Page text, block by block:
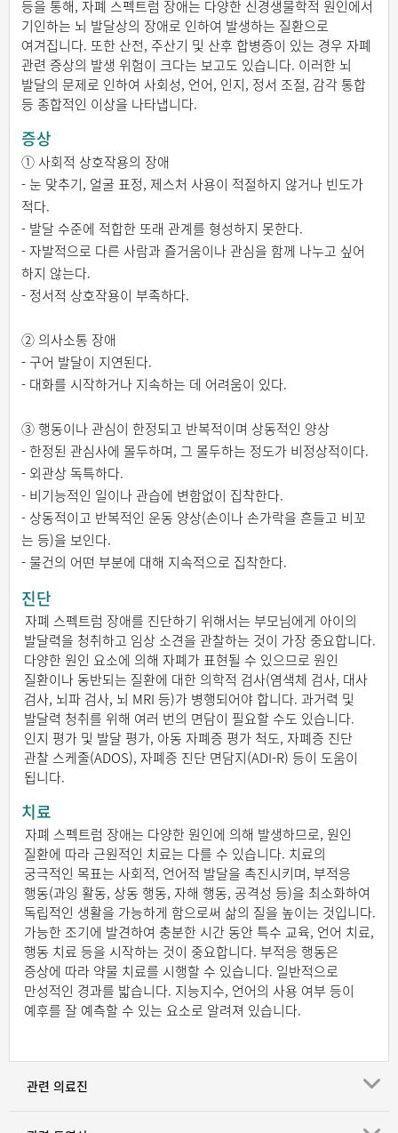
등을 통해, 자폐 스펙트럼 장애는 다양한 신경생물학적 원인에서
기인하는 뇌 발달상의 장애로 인하여 발생하는 질환으로
여겨집니다. 또한 산전, 주산기 및 산후 합병증이 있는 경우 자폐
관련 증상의 발생 위험이 크다는 보고도 있습니다. 이러한 뇌
발달의 문제로 인하여 사회성, 언어, 인지, 정서 조절, 감각 통합
등 종합적인 이상을 나타냅니다.
증상
① 사회적 상호작용의 장애
- 눈 맞추기, 얼굴 표정, 제스처 사용이 적절하지 않거나 빈도가
적다.
- 발달 수준에 적합한 또래 관계를 형성하지 못한다.
- 자발적으로 다른 사람과 즐거움이나 관심을 함께 나누고 싶어
하지 않는다.
- 정서적 상호작용이 부족하다.
② 의사소통 장애
- 구어 발달이 지연된다.
- 대화를 시작하거나 지속하는 데 어려움이 있다.
③ 행동이나 관심이 한정되고 반복적이며 상동적인 양상
- 한정된 관심사에 몰두하며, 그 몰두하는 정도가 비정상적이다.
- 외관상 독특하다.
- 비기능적인 일이나 관습에 변함없이 집착한다.
- 상동적이고 반복적인 운동 양상(손이나 손가락을 흔들고 비꼬
는 등)을 보인다.
- 물건의 어떤 부분에 대해 지속적으로 집착한다.
진단
자폐 스펙트럼 장애를 진단하기 위해서는 부모님에게 아이의
발달력을 청취하고 임상 소견을 관찰하는 것이 가장 중요합니다.
다양한 원인 요소에 의해 자폐가 표현될 수 있으므로 원인
질환이나 동반되는 질환에 대한 의학적 검사(염색체 검사, 대사
검사, 뇌파 검사, 뇌 MRI 등)가 병행되어야 합니다. 과거력 및
발달력 청취를 위해 여러 번의 면담이 필요할 수도 있습니다.
인지 평가 및 발달 평가, 아동 자폐증 평가 척도, 자폐증 진단
관찰 스케줄(ADOS), 자폐증 진단 면담지(ADI-R) 등이 도움이
됩니다.
치료
자폐 스펙트럼 장애는 다양한 원인에 의해 발생하므로, 원인
질환에 따라 근원적인 치료는 다를 수 있습니다. 치료의
궁극적인 목표는 사회적, 언어적 발달을 촉진시키며, 부적응
행동(과잉 활동, 상동 행동, 자해 행동, 공격성 등)을 최소화하여
독립적인 생활을 가능하게 함으로써 삶의 질을 높이는 것입니다.
가능한 조기에 발견하여 충분한 시간 동안 특수 교육, 언어 치료,
행동 치료 등을 시작하는 것이 중요합니다. 부적응 행동은
증상에 따라 약물 치료를 시행할 수 있습니다. 일반적으로
만성적인 경과를 밟습니다. 지능지수, 언어의 사용 여부 등이
예후를 잘 예측할 수 있는 요소로 알려져 있습니다.
관련 의료진